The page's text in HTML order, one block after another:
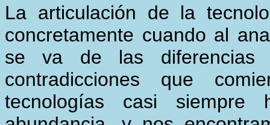
La articulación de la
concretamente cuando al
se va de las diferencias
contradicciones que
tecnologías casi siempre